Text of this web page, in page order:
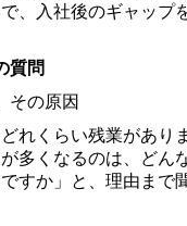
、入社後のギャップ
質問
その原因
どれくらい残業があり
が多くなるのは、どん
すか」と、理由まで